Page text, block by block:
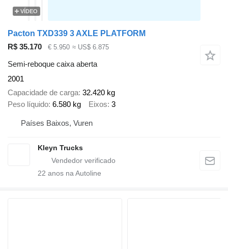
VÍDEO
Pacton TXD339 3 AXLE PLATFORM
R$ 35.170
€ 5.950 ≈ US$ 6.875
Semi-reboque caixa aberta
2001
Capacidade de carga 32.420 kg
Peso líquido 6.580 kg Eixos 3
Países Baixos, Vuren
Kleyn Trucks
22 anos na Autoline